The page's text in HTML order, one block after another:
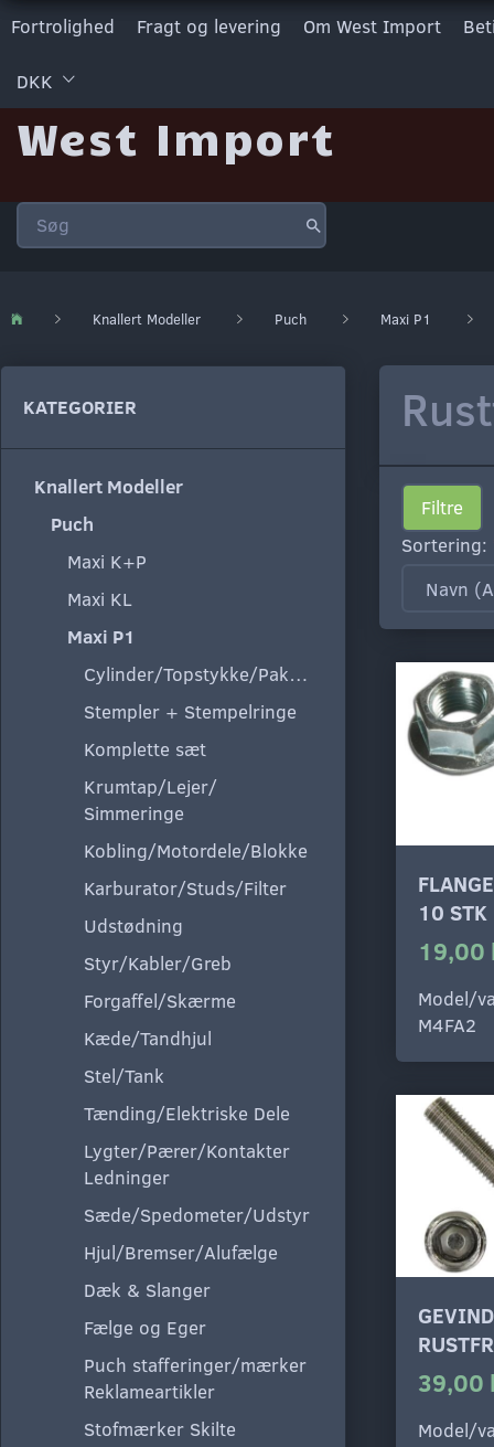
Fortrolighed Fragt og levering Om West Import
DKK
West Import
Knallert Modeller Puch Maxi P1
KATEGORIER
Knallert Modeller
Puch
Maxi K+P
Maxi KL
Maxi P1
Cylinder/Topstykke/Pakning
Stempler + Stempelringe
Komplette sæt
Krumtap/Lejer/
Simmeringe
Kobling/Motordele/Blokke
Karburator/Studs/Filter
Udstødning
Styr/Kabler/Greb
Forgaffel/Skærme
Kæde/Tandhjul
Stel/Tank
Tænding/Elektriske Dele
Lygter/Pærer/Kontakter
Ledninger
Sæde/Spedometer/Udstyr
Hjul/Bremser/Alufælge
Dæk & Slanger
Fælge og Eger
Puch stafferinger/mærker
Reklameartikler
Stofmærker Skilte
Filtre
Sortering:
10 STK
19,00
Model/
M4FA2
39,00
Model/